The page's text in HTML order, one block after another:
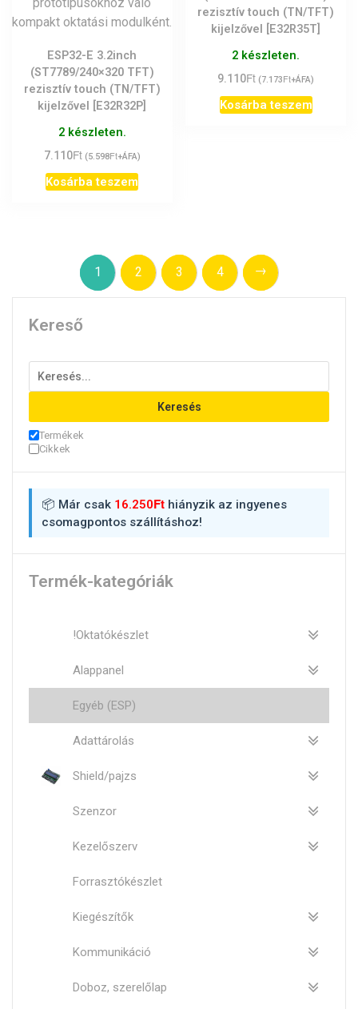
ESP32-E 3.2inch
(ST7789/240×320 TFT)
rezisztív touch (TN/TFT)
kijelzővel [E32R32P]
2 készleten.
7.110Ft (5.598Ft+ÁFA)
Kosárba teszem
rezisztív touch (TN/TFT)
kijelzővel [E32R35T]
2 készleten.
9.110Ft (7.173Ft+ÁFA)
Kosárba teszem
1 2 3 4 →
Kereső
Keresés
Termékek
Cikkek
📦 Már csak 16.250Ft hiányzik az ingyenes
csomagpontos szállításhoz!
Termék-kategóriák
!Oktatókészlet
Alappanel
Egyéb (ESP)
Adattárolás
Shield/pajzs
Szenzor
Kezelőszerv
Forrasztókészlet
Kiegészítők
Kommunikáció
Doboz, szerelőlap